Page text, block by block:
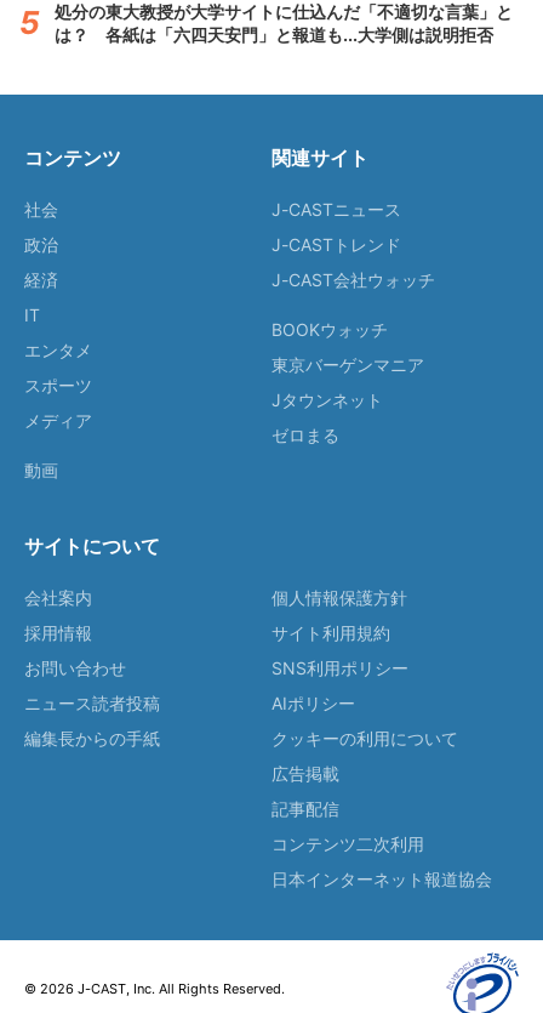
処分の東大教授が大学サイトに仕込んだ「不適切な言葉」と
は？ 各紙は「六四天安門」と報道も...大学側は説明拒否
コンテンツ
社会
政治
経済
IT
エンタメ
スポーツ
メディア
動画
関連サイト
J-CASTニュース
J-CASTトレンド
J-CAST会社ウォッチ
BOOKウォッチ
東京バーゲンマニア
Jタウンネット
ゼロまる
サイトについて
会社案内
採用情報
お問い合わせ
ニュース読者投稿
編集長からの手紙
個人情報保護方針
サイト利用規約
SNS利用ポリシー
AIポリシー
クッキーの利用について
広告掲載
記事配信
コンテンツ二次利用
日本インターネット報道協会
© 2026 J-CAST, Inc. All Rights Reserved.